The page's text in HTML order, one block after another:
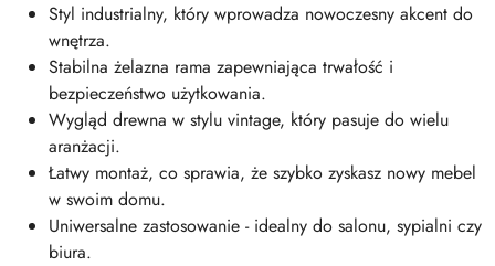
Styl industrialny, który wprowadza nowoczesny akcent do
wnętrza.
Stabilna żelazna rama zapewniająca trwałość i
bezpieczeństwo użytkowania.
Wygląd drewna w stylu vintage, który pasuje do wielu
aranżacji.
Łatwy montaż, co sprawia, że szybko zyskasz nowy mebel
w swoim domu.
Uniwersalne zastosowanie - idealny do salonu, sypialni czy
biura.